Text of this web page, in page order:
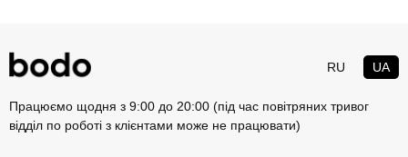
RU UA
Працюємо щодня з 9:00 до 20:00 (під час повітряних тривог
відділ по роботі з клієнтами може не працювати)